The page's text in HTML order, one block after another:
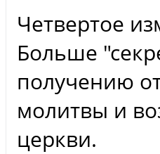
Четвертое
Больше
получению
молитвы и
церкви.